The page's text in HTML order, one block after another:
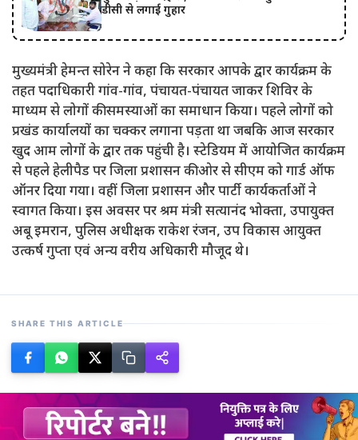
डीसी से लगाई गुहार
मुख्यमंत्री हेमन्त सोरेन ने कहा कि सरकार आपके द्वार कार्यक्रम के
तहत पदाधिकारी गांव-गांव, पंचायत-पंचायत जाकर शिविर के
माध्यम से लोगों की समस्याओं का समाधान किया। पहले लोगों को
प्रखंड कार्यालयों का चक्कर लगाना पड़ता था जबकि आज सरकार
खुद आम लोगों के द्वार तक पहुंची है। स्टेडियम में आयोजित कार्यक्रम
से पहले हेलीपैड पर जिला प्रशासन की ओर से सीएम को गार्ड ऑफ
ऑनर दिया गया। वहीं जिला प्रशासन और पार्टी कार्यकर्ताओं ने
स्वागत किया। इस अवसर पर श्रम मंत्री सत्यानंद भोक्ता, उपायुक्त
अबू इमरान, पुलिस अधीक्षक राकेश रंजन, उप विकास आयुक्त
उत्कर्ष गुप्ता एवं अन्य वरीय अधिकारी मौजूद थे।
SHARE THIS ARTICLE